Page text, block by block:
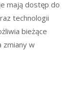
mają dostęp do
technologii
bieżące
zmiany w